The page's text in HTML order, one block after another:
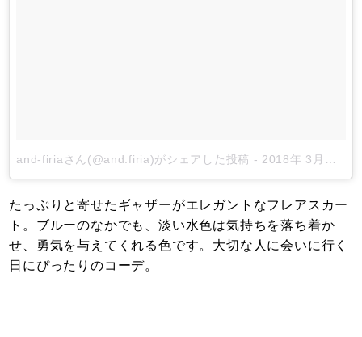
and-firiaさん(@and.firia)がシェアした投稿 - 2018年 3月月26日午前6時57分PDT
たっぷりと寄せたギャザーがエレガントなフレアスカー
ト。ブルーのなかでも、淡い水色は気持ちを落ち着か
せ、勇気を与えてくれる色です。大切な人に会いに行く
日にぴったりのコーデ。